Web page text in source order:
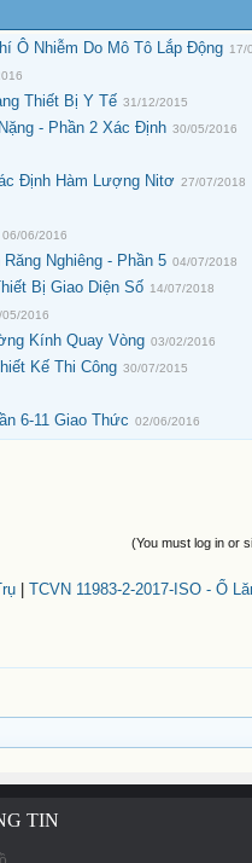
Ô Nhiễm Do Mô Tô Lắp Động 17/
Thiết Bị Y Tế 31/12/2015
- Phần 2 Xác Định 30/05/2016
Định Hàm Lượng Nitơ 27/07/2018
06/06/2016
Nghiêng - Phần 5 04/07/2018
Bị Giao Diện Số 14/07/2018
05/2016
Kính Quay Vòng 03/02/2016
Kế Thi Công 30/07/2015
6-11 Giao Thức 02/06/2016
(You must log in or
| TCVN 11983-2-2017-ISO - Ổ
TIN